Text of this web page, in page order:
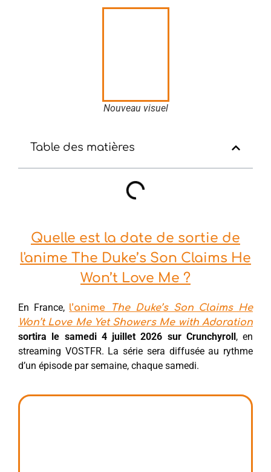
Nouveau visuel
Table des matières
Quelle est la date de sortie de
l'anime The Duke’s Son Claims He
Won’t Love Me ?
En France, l’anime
The Duke’s Son Claims He
Won’t Love Me Yet Showers Me with Adoration
sortira le samedi 4 juillet 2026 sur Crunchyroll, en
streaming VOSTFR. La série sera diffusée au rythme
d’un épisode par semaine, chaque samedi.